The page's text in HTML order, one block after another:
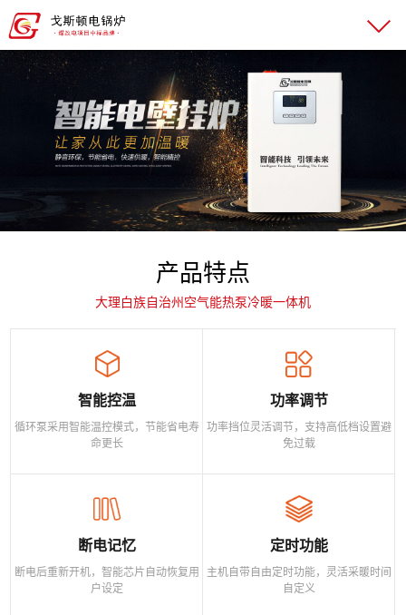
产品特点
大理白族自治州空气能热泵冷暖一体机
智能控温
循环泵采用智能温控模式，节能省电寿
命更长
功率调节
功率挡位灵活调节，支持高低档设置避
免过载
断电记忆
断电后重新开机，智能芯片自动恢复用
户设定
定时功能
主机自带自由定时功能，灵活采暖时间
自定义